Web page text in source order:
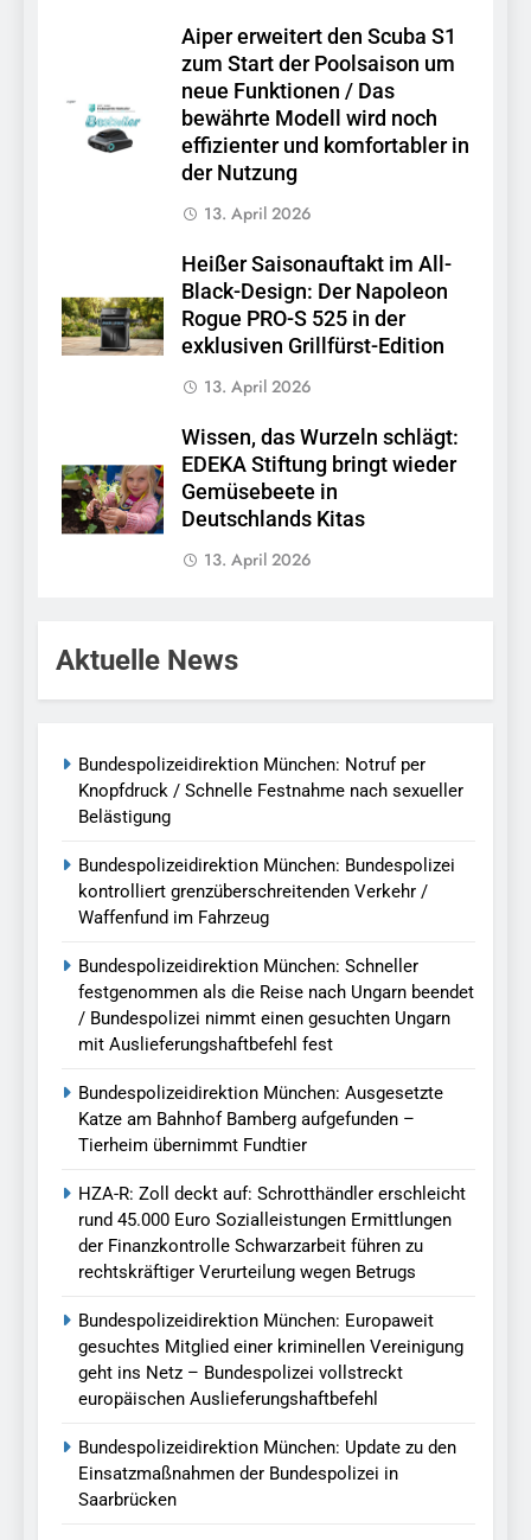
Aiper erweitert den Scuba S1
zum Start der Poolsaison um
neue Funktionen / Das
bewährte Modell wird noch
effizienter und komfortabler in
der Nutzung
13. April 2026
Heißer Saisonauftakt im All-
Black-Design: Der Napoleon
Rogue PRO-S 525 in der
exklusiven Grillfürst-Edition
13. April 2026
Wissen, das Wurzeln schlägt:
EDEKA Stiftung bringt wieder
Gemüsebeete in
Deutschlands Kitas
13. April 2026
Aktuelle News
Bundespolizeidirektion München: Notruf per
Knopfdruck / Schnelle Festnahme nach sexueller
Belästigung
Bundespolizeidirektion München: Bundespolizei
kontrolliert grenzüberschreitenden Verkehr /
Waffenfund im Fahrzeug
Bundespolizeidirektion München: Schneller
festgenommen als die Reise nach Ungarn beendet
/ Bundespolizei nimmt einen gesuchten Ungarn
mit Auslieferungshaftbefehl fest
Bundespolizeidirektion München: Ausgesetzte
Katze am Bahnhof Bamberg aufgefunden –
Tierheim übernimmt Fundtier
HZA-R: Zoll deckt auf: Schrotthändler erschleicht
rund 45.000 Euro Sozialleistungen Ermittlungen
der Finanzkontrolle Schwarzarbeit führen zu
rechtskräftiger Verurteilung wegen Betrugs
Bundespolizeidirektion München: Europaweit
gesuchtes Mitglied einer kriminellen Vereinigung
geht ins Netz – Bundespolizei vollstreckt
europäischen Auslieferungshaftbefehl
Bundespolizeidirektion München: Update zu den
Einsatzmaßnahmen der Bundespolizei in
Saarbrücken